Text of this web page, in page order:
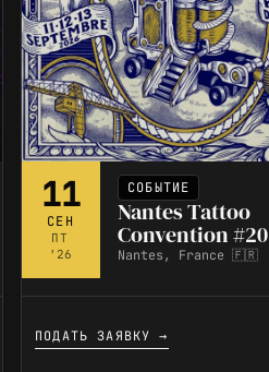
11
СЕН
ПТ
'26
СОБЫТИЕ
Nantes Tattoo
Convention #20
Nantes, France 🇫🇷
ПОДАТЬ ЗАЯВКУ →